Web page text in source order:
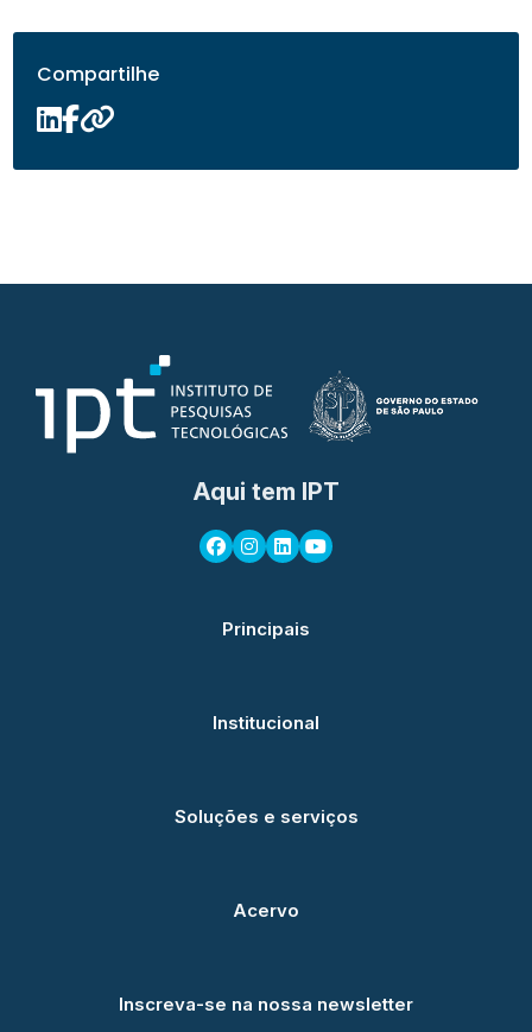
Compartilhe
Aqui tem IPT
Principais
Institucional
Soluções e serviços
Acervo
Inscreva-se na nossa newsletter